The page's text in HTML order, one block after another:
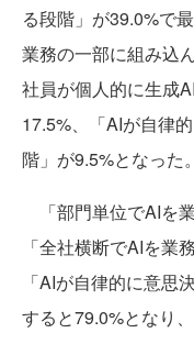
る段階」が39.0%で
業務の一部に組み込
社員が個人的に生成
17.5%、「AIが自律
階」が9.5%となった。
「部門単位でAIを
「全社横断でAIを業
「AIが自律的に意思
すると79.0%となり